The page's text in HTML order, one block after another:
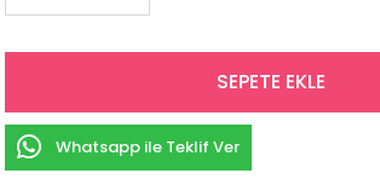
Whatsapp ile Teklif Ver